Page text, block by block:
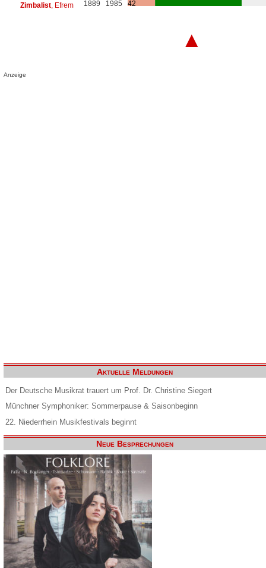
Zimbalist, Efrem 1889 1985 42
▲
Anzeige
Aktuelle Meldungen
Der Deutsche Musikrat trauert um Prof. Dr. Christine Siegert
Münchner Symphoniker: Sommerpause & Saisonbeginn
22. Niederrhein Musikfestivals beginnt
Neue Besprechungen